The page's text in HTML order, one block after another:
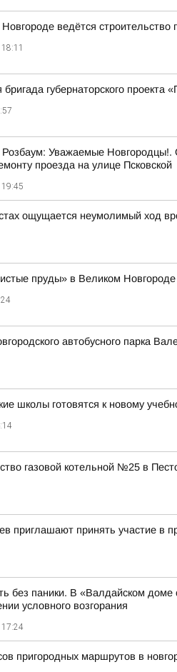
ведётся
губернаторского
Уважаемые Новгородцы!.
проезда на улице Псковской
19:45
ощущается неумолимый ход
пруды» в Великом Новгороде
автобусного парка
школы готовятся к новому
газовой котельной №25 в
приглашают принять участие в
без паники. В «Валдайском
условного возгорания
17:24
пригородных маршрутов в